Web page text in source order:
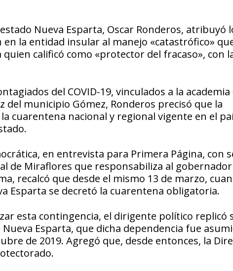
Nueva Esparta, Oscar Ronderos, atribuyó
la entidad insular al manejo «catastrófico»
calificó como «protector del fracaso», con
del COVID-19, vinculados a la academia
del municipio Gómez, Ronderos precisó que la
cuarentena nacional y regional vigente en el
en entrevista para Primera Página, con
de Miraflores que responsabiliza al gobernador
recalcó que desde el mismo 13 de marzo,
Esparta se decretó la cuarentena obligatoria.
esta contingencia, el dirigente político replicó
Esparta, que dicha dependencia fue
de 2019. Agregó que, desde entonces, la